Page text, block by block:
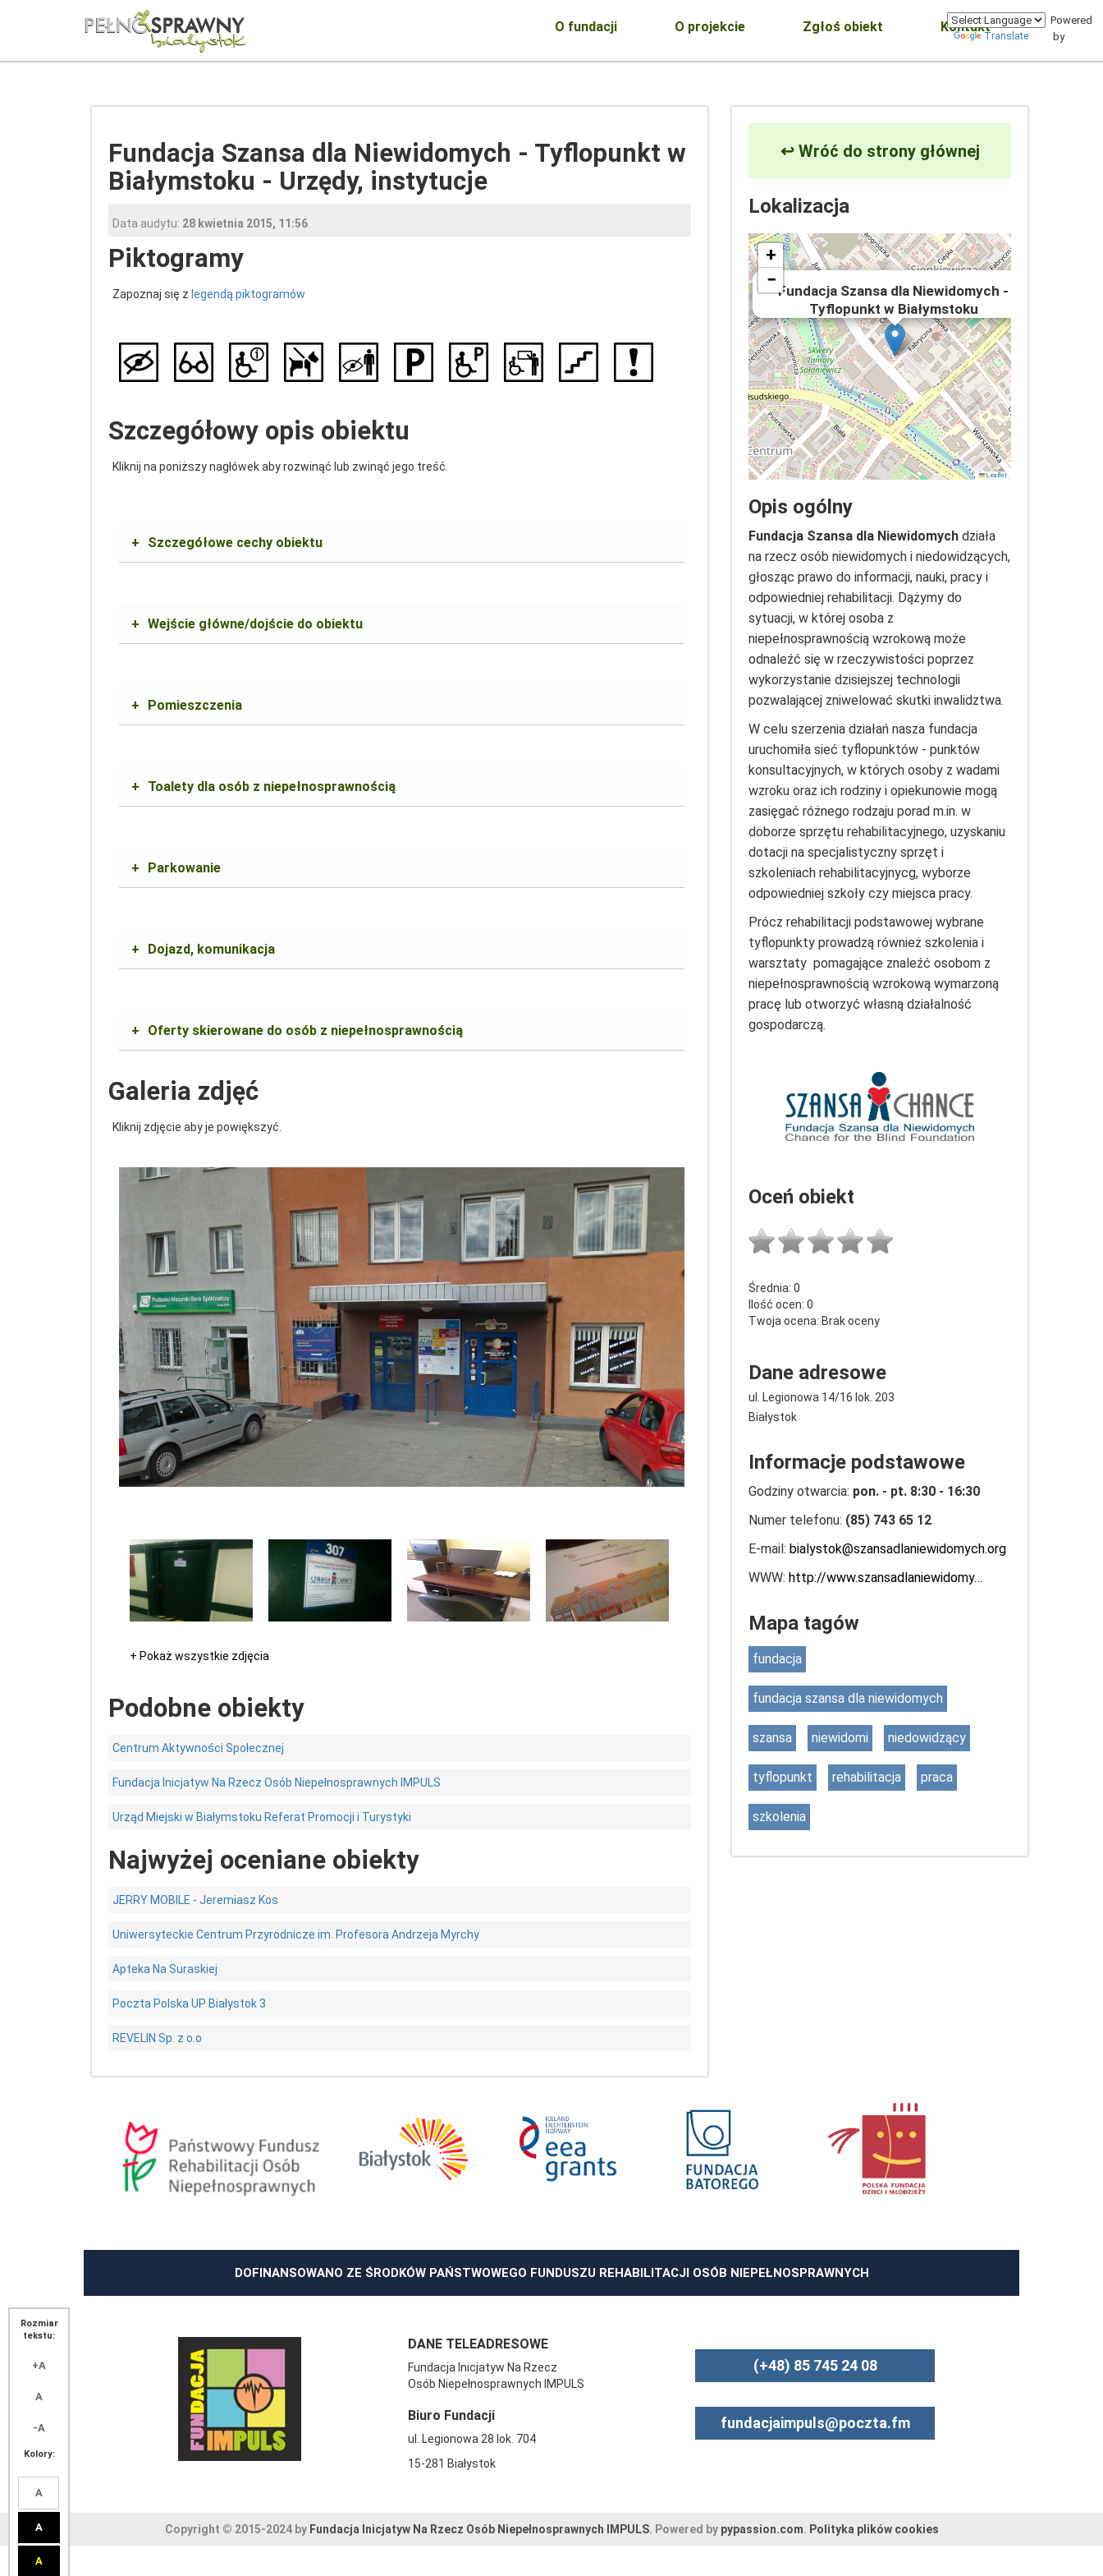
Powered
by
Translate
O fundacji O projekcie Zgłoś obiekt Kontakt
Rozmiar
tekstu:
+A
A
-A
Kolory:
A
A
A
Fundacja Szansa dla Niewidomych - Tyflopunkt w
Białymstoku - Urzędy, instytucje
Data audytu: 28 kwietnia 2015, 11:56
Piktogramy
Zapoznaj się z legendą piktogramów
Szczegółowy opis obiektu
Kliknij na poniższy nagłówek aby rozwinąć lub zwinąć jego treść.
+ Szczegółowe cechy obiektu
+ Wejście główne/dojście do obiektu
+ Pomieszczenia
+ Toalety dla osób z niepełnosprawnością
+ Parkowanie
+ Dojazd, komunikacja
+ Oferty skierowane do osób z niepełnosprawnością
Galeria zdjęć
Kliknij zdjęcie aby je powiększyć.
+ Pokaż wszystkie zdjęcia
Podobne obiekty
Centrum Aktywności Społecznej
Fundacja Inicjatyw Na Rzecz Osób Niepełnosprawnych IMPULS
Urząd Miejski w Białymstoku Referat Promocji i Turystyki
Najwyżej oceniane obiekty
JERRY MOBILE - Jeremiasz Kos
Uniwersyteckie Centrum Przyrodnicze im. Profesora Andrzeja Myrchy
Apteka Na Suraskiej
Poczta Polska UP Białystok 3
REVELIN Sp. z o.o
↩ Wróć do strony głównej
Lokalizacja
Fundacja Szansa dla Niewidomych -
Tyflopunkt w Białymstoku
+
−
Leaflet
Opis ogólny
Fundacja Szansa dla Niewidomych działa
na rzecz osób niewidomych i niedowidzących,
głosząc prawo do informacji, nauki, pracy i
odpowiedniej rehabilitacji. Dążymy do
sytuacji, w której osoba z
niepełnosprawnością wzrokową może
odnaleźć się w rzeczywistości poprzez
wykorzystanie dzisiejszej technologii
pozwalającej zniwelować skutki inwalidztwa.
W celu szerzenia działań nasza fundacja
uruchomiła sieć tyflopunktów - punktów
konsultacyjnych, w których osoby z wadami
wzroku oraz ich rodziny i opiekunowie mogą
zasięgać różnego rodzaju porad m.in. w
doborze sprzętu rehabilitacyjnego, uzyskaniu
dotacji na specjalistyczny sprzęt i
szkoleniach rehabilitacyjnycg, wyborze
odpowiedniej szkoły czy miejsca pracy.
Prócz rehabilitacji podstawowej wybrane
tyflopunkty prowadzą również szkolenia i
warsztaty pomagające znaleźć osobom z
niepełnosprawnością wzrokową wymarzoną
pracę lub otworzyć własną działalność
gospodarczą.
Oceń obiekt
Średnia: 0
Ilość ocen: 0
Twoja ocena: Brak oceny
Dane adresowe
ul. Legionowa 14/16 lok. 203
Białystok
Informacje podstawowe
Godziny otwarcia: pon. - pt. 8:30 - 16:30
Numer telefonu: (85) 743 65 12
E-mail: bialystok@szansadlaniewidomych.org
WWW: http://www.szansadlaniewidomy…
Mapa tagów
fundacja
fundacja szansa dla niewidomych
szansa niewidomi niedowidzący
tyflopunkt rehabilitacja praca
szkolenia
DOFINANSOWANO ZE ŚRODKÓW PAŃSTWOWEGO FUNDUSZU REHABILITACJI OSÓB NIEPEŁNOSPRAWNYCH
DANE TELEADRESOWE
Fundacja Inicjatyw Na Rzecz
Osób Niepełnosprawnych IMPULS
Biuro Fundacji
ul. Legionowa 28 lok. 704
15-281 Białystok
(+48) 85 745 24 08
fundacjaimpuls@poczta.fm
Copyright © 2015-2024 by Fundacja Inicjatyw Na Rzecz Osób Niepełnosprawnych IMPULS. Powered by pypassion.com. Polityka plików cookies